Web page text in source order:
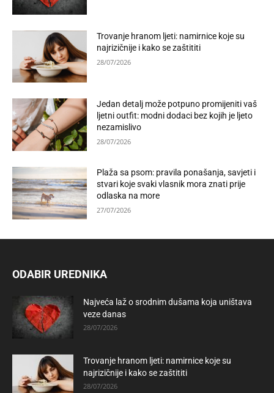
Trovanje hranom ljeti: namirnice koje su
najrizičnije i kako se zaštititi
28/07/2026
Jedan detalj može potpuno promijeniti vaš
ljetni outfit: modni dodaci bez kojih je ljeto
nezamislivo
28/07/2026
Plaža sa psom: pravila ponašanja, savjeti i
stvari koje svaki vlasnik mora znati prije
odlaska na more
27/07/2026
ODABIR UREDNIKA
Najveća laž o srodnim dušama koja uništava
veze danas
28/07/2026
Trovanje hranom ljeti: namirnice koje su
najrizičnije i kako se zaštititi
28/07/2026